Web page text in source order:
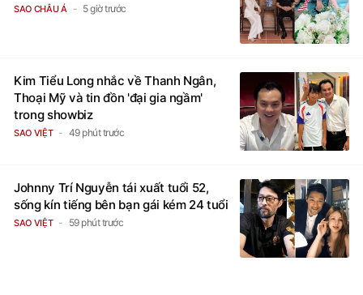
SAO CHÂU Á 5 giờ trước
Kim Tiểu Long nhắc về Thanh Ngân,
Thoại Mỹ và tin đồn 'đại gia ngầm'
trong showbiz
SAO VIỆT 49 phút trước
Johnny Trí Nguyễn tái xuất tuổi 52,
sống kín tiếng bên bạn gái kém 24 tuổi
SAO VIỆT 59 phút trước